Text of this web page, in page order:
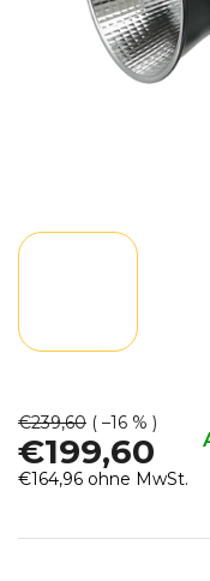
€239,60 ( –16 % )
€199,60
€164,96 ohne MwSt.